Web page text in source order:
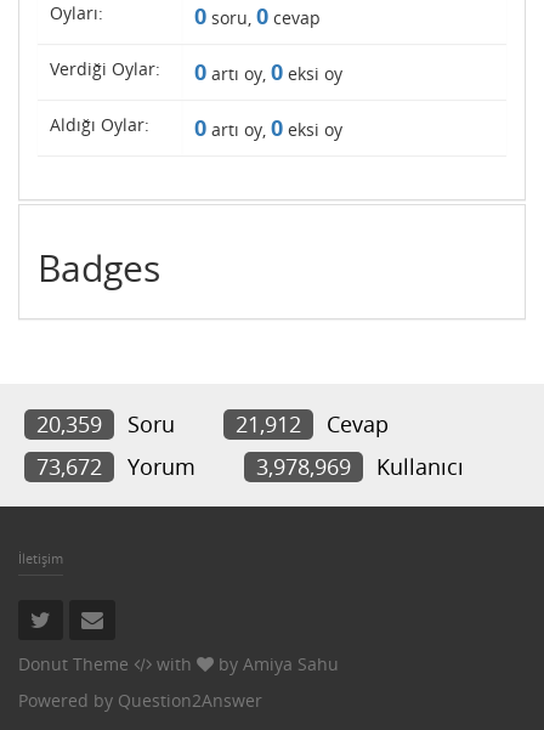
Oyları: 0 soru, 0 cevap
Verdiği Oylar: 0 artı oy, 0 eksi oy
Aldığı Oylar: 0 artı oy, 0 eksi oy
Badges
20,359 Soru 21,912
Cevap
73,672
Yorum 3,978,969 Kullanıcı
İletişim
Donut Theme with by Amiya Sahu
Powered by Question2Answer